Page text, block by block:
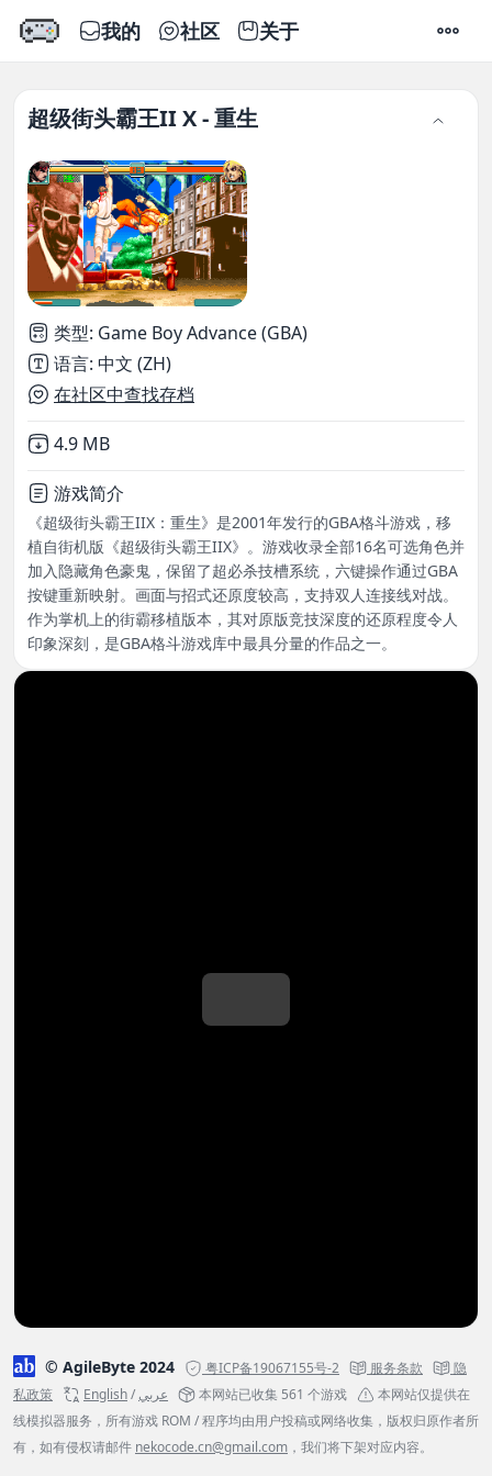
我的 社区 关于 设置
超级街头霸王II X - 重生
类型: Game Boy Advance (GBA)
语言: 中文 (ZH)
在社区中查找存档
Not downloaded
4.9 MB
游戏简介
《超级街头霸王IIX：重生》是2001年发行的GBA格斗游戏，移
植自街机版《超级街头霸王IIX》。游戏收录全部16名可选角色并
加入隐藏角色豪鬼，保留了超必杀技槽系统，六键操作通过GBA
按键重新映射。画面与招式还原度较高，支持双人连接线对战。
作为掌机上的街霸移植版本，其对原版竞技深度的还原程度令人
印象深刻，是GBA格斗游戏库中最具分量的作品之一。
© AgileByte 2024 粤ICP备19067155号-2 服务条款
隐
私政策
English/عربي 本网站已收集 561 个游戏
本网站仅提供在
线模拟器服务，所有游戏 ROM / 程序均由用户投稿或网络收集，版权归原作者所
有，如有侵权请邮件 nekocode.cn@gmail.com ，我们将下架对应内容。